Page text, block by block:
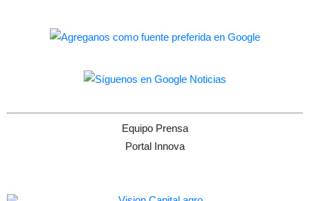
Equipo Prensa
Portal Innova